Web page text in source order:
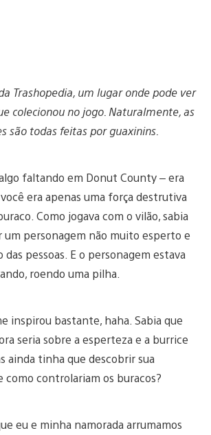
Trashopedia, um lugar onde pode ver
colecionou no jogo. Naturalmente, as
são todas feitas por guaxinins.
faltando em Donut County – era
era apenas uma força destrutiva
Como jogava com o vilão, sabia
um personagem não muito esperto e
das pessoas. E o personagem estava
roendo uma pilha.
inspirou bastante, haha. Sabia que
seria sobre a esperteza e a burrice
ainda tinha que descobrir sua
controlariam os buracos?
eu e minha namorada arrumamos